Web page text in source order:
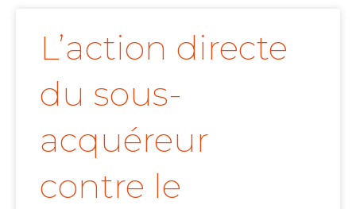
L’action directe
du sous-
acquéreur
contre le